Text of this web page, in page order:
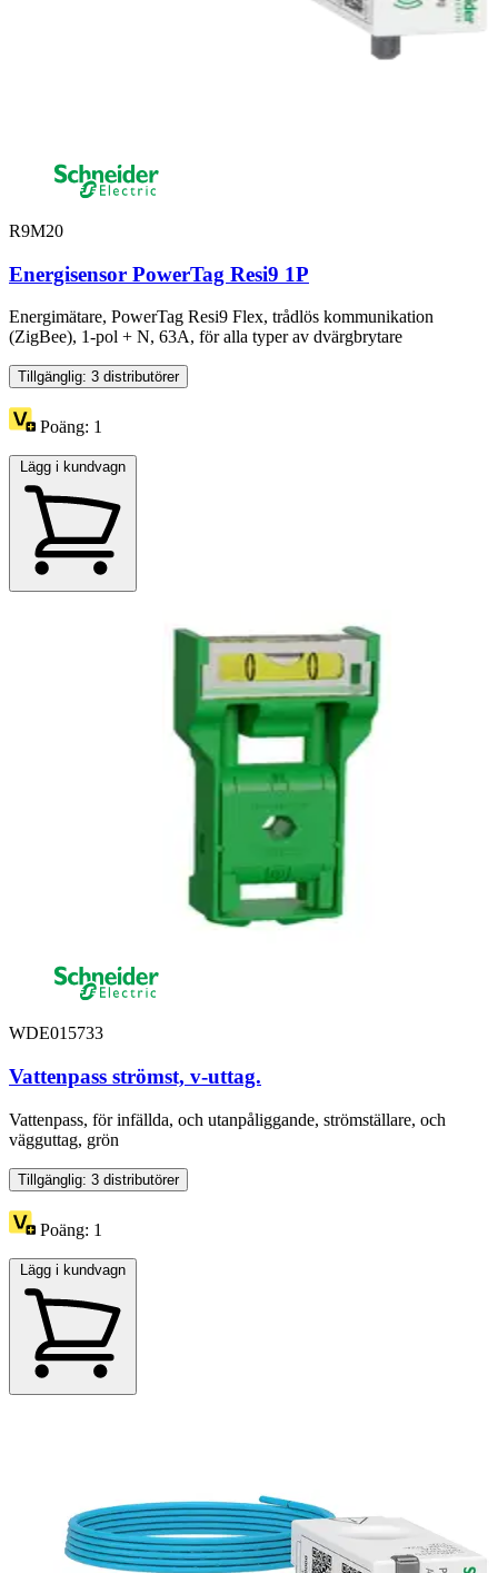
R9M20
Energisensor PowerTag Resi9 1P
Energimätare, PowerTag Resi9 Flex, trådlös kommunikation
(ZigBee), 1-pol + N, 63A, för alla typer av dvärgbrytare
Tillgänglig: 3 distributörer
Poäng: 1
Lägg i kundvagn
WDE015733
Vattenpass strömst, v-uttag.
Vattenpass, för infällda, och utanpåliggande, strömställare, och
vägguttag, grön
Tillgänglig: 3 distributörer
Poäng: 1
Lägg i kundvagn